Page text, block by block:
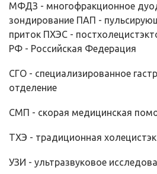
МФДЗ - многофракционное
зондирование ПАП -
приток ПХЭС -
РФ - Российская Федерация
СГО - специализированное
отделение
СМП - скорая медицинская
ТХЭ - традиционная
УЗИ - ультразвуковое